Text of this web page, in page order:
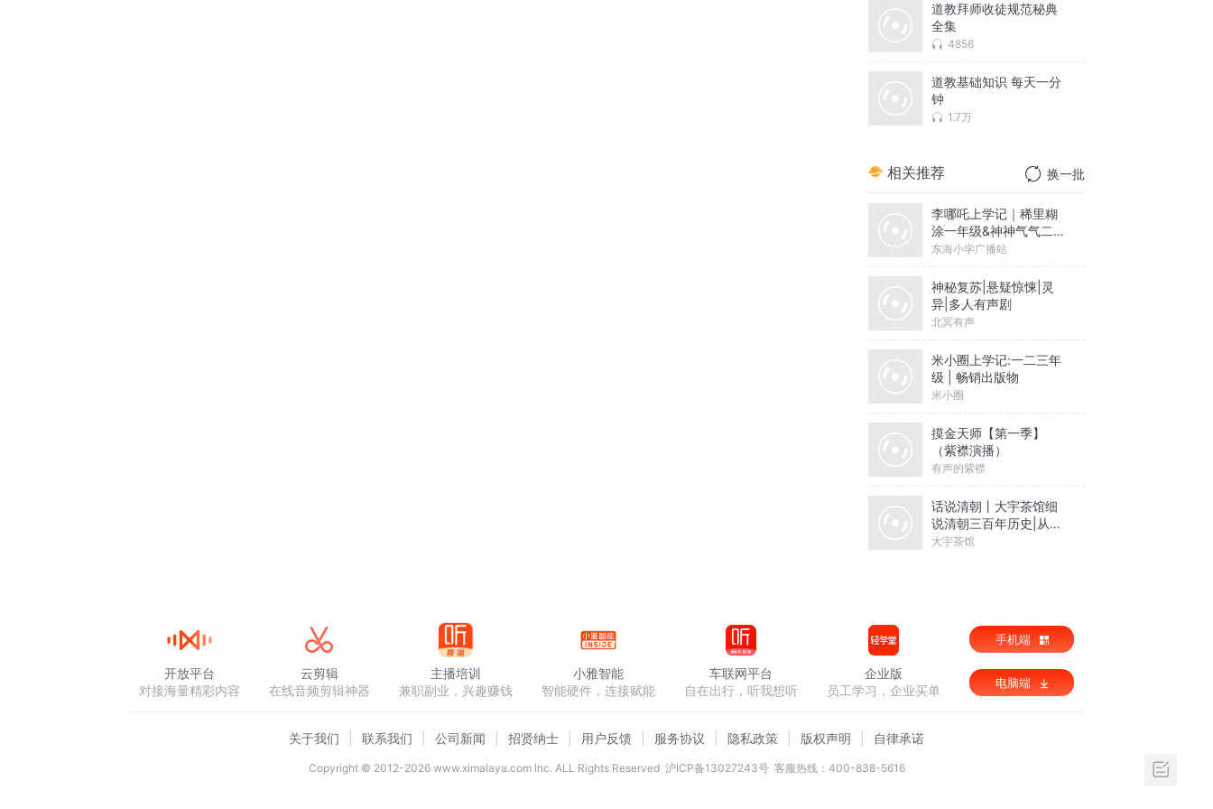
道教拜师收徒规范秘典
全集
4856
道教基础知识 每天一分
钟
1.7万
相关推荐 换一批
李哪吒上学记｜稀里糊
涂一年级&神神气气二年
级
东海小学广播站
神秘复苏|悬疑惊悚|灵
异|多人有声剧
北冥有声
米小圈上学记:一二三年
级 | 畅销出版物
米小圈
摸金天师【第一季】
（紫襟演播）
有声的紫襟
话说清朝丨大宇茶馆细
说清朝三百年历史|从努
尔哈赤到末代皇帝溥仪|
大宇茶馆
开放平台
对接海量精彩内容
云剪辑
在线音频剪辑神器
主播培训
兼职副业，兴趣赚钱
小雅智能
智能硬件，连接赋能
车联网平台
自在出行，听我想听
企业版
员工学习，企业买单
手机端
电脑端
关于我们 联系我们 公司新闻 招贤纳士 用户反馈 服务协议 隐私政策 版权声明 自律承诺
Copyright © 2012-2026www.ximalaya.com lnc. ALL Rights Reserved 沪ICP备13027243号 客服热线：400-838-5616